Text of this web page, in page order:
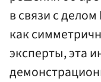
в связи с
как
эксперты, эта